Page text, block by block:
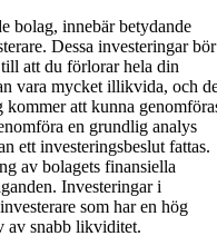
bolag, innebär betydande
Dessa investeringar bör
att du förlorar hela din
vara mycket illikvida, och
att kunna
en grundlig analys
ett investeringsbeslut fattas.
av bolagets finansiella
Investeringar i
som har en hög
av snabb likviditet.